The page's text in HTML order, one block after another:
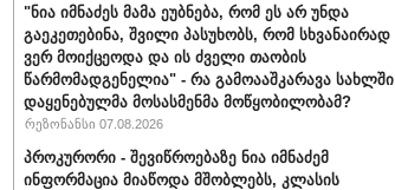
"ნია იმნაძეს მამა ეუბნება, რომ ეს არ უნდა
გაეკეთებინა, შვილი პასუხობს, რომ სხვანაირად
ვერ მოიქცეოდა და ის ძველი თაობის
წარმომადგენელია" - რა გამოააშკარავა სახლში
დაყენებულმა მოსასმენმა მოწყობილობამ?
რეზონანსი 07.08.2026
პროკურორი - შევიწროებაზე ნია იმნაძემ
ინფორმაცია მიაწოდა მშობლებს, კლასის